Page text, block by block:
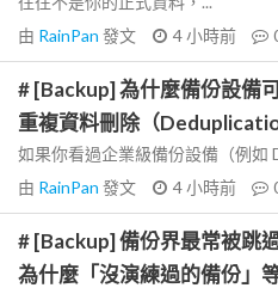
由 RainPan 發文 4 小時前
# [Backup] 為什麼備份設備
重複資料刪除（
如果你看過企業級備份設備（例如
由 RainPan 發文 4 小時前
# [Backup] 備份界最常被跳
為什麼「沒演練過的備份」